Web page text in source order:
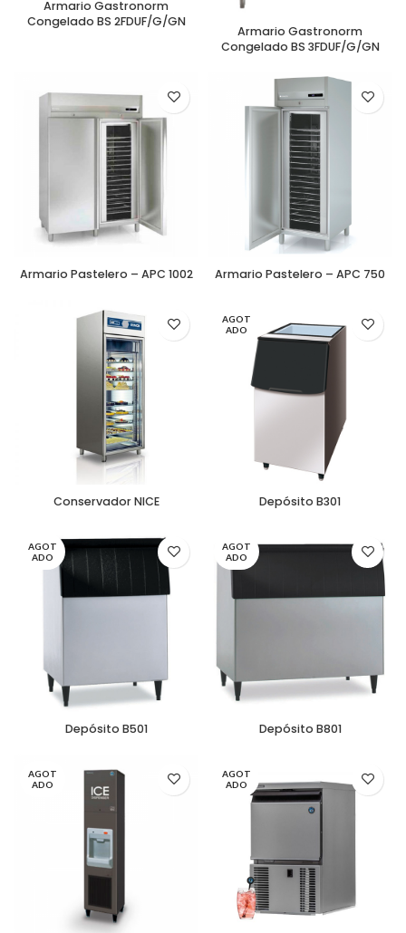
Armario Gastronorm
Congelado BS 2FDUF/G/GN
Armario Gastronorm
Congelado BS 3FDUF/G/GN
Armario Pastelero – APC 1002 Armario Pastelero – APC 750
Conservador NICE
AGOT
ADO
Depósito B301
AGOT
ADO
Depósito B501
AGOT
ADO
Depósito B801
AGOT
ADO
AGOT
ADO